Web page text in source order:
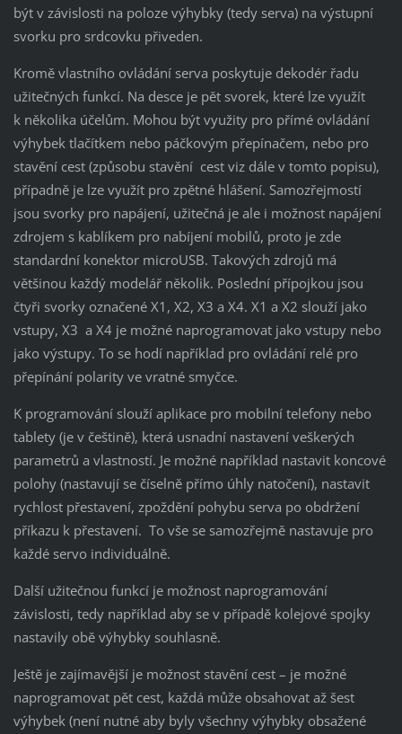
být v závislosti na poloze výhybky (tedy serva) na výstupní
svorku pro srdcovku přiveden.
Kromě vlastního ovládání serva poskytuje dekodér řadu
užitečných funkcí. Na desce je pět svorek, které lze využít
k několika účelům. Mohou být využity pro přímé ovládání
výhybek tlačítkem nebo páčkovým přepínačem, nebo pro
stavění cest (způsobu stavění cest viz dále v tomto popisu),
případně je lze využít pro zpětné hlášení. Samozřejmostí
jsou svorky pro napájení, užitečná je ale i možnost napájení
zdrojem s kablíkem pro nabíjení mobilů, proto je zde
standardní konektor microUSB. Takových zdrojů má
většinou každý modelář několik. Poslední přípojkou jsou
čtyři svorky označené X1, X2, X3 a X4. X1 a X2 slouží jako
vstupy, X3 a X4 je možné naprogramovat jako vstupy nebo
jako výstupy. To se hodí například pro ovládání relé pro
přepínání polarity ve vratné smyčce.
K programování slouží aplikace pro mobilní telefony nebo
tablety (je v češtině), která usnadní nastavení veškerých
parametrů a vlastností. Je možné například nastavit koncové
polohy (nastavují se číselně přímo úhly natočení), nastavit
rychlost přestavení, zpoždění pohybu serva po obdržení
příkazu k přestavení. To vše se samozřejmě nastavuje pro
každé servo individuálně.
Další užitečnou funkcí je možnost naprogramování
závislosti, tedy například aby se v případě kolejové spojky
nastavily obě výhybky souhlasně.
Ještě je zajímavější je možnost stavění cest – je možné
naprogramovat pět cest, každá může obsahovat až šest
výhybek (není nutné aby byly všechny výhybky obsažené